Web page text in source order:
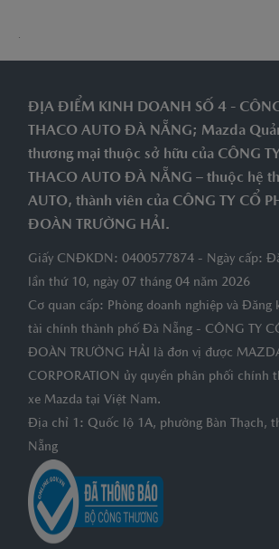
.
ĐỊA ĐIỂM KINH DOANH SỐ 4 -
THACO AUTO ĐÀ NẴNG; Mazda
thương mại thuộc sở hữu của CÔNG
THACO AUTO ĐÀ NẴNG – thuộc hệ
AUTO, thành viên của CÔNG TY CỔ
ĐOÀN TRƯỜNG HẢI.
Giấy CNĐKDN: 0400577874 - Ngày cấp:
lần thứ 10, ngày 07 tháng 04 năm 2026
Cơ quan cấp: Phòng doanh nghiệp và Đăng
tài chính thành phố Đà Nẵng - CÔNG TY
ĐOÀN TRƯỜNG HẢI là đơn vị được
CORPORATION ủy quyền phân phối chính
xe Mazda tại Việt Nam.
Địa chỉ 1: Quốc lộ 1A, phường Bàn Thạch,
Nẵng